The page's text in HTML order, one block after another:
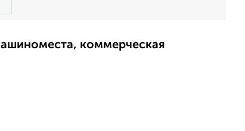
коммерческая